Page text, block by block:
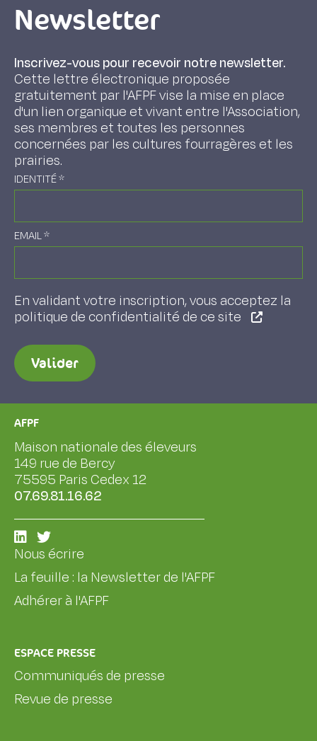
Newsletter
Inscrivez-vous pour recevoir notre newsletter.
Cette lettre électronique proposée
gratuitement par l'AFPF vise la mise en place
d'un lien organique et vivant entre l'Association,
ses membres et toutes les personnes
concernées par les cultures fourragères et les
prairies.
IDENTITÉ*
EMAIL*
En validant votre inscription, vous acceptez la
politique de confidentialité de ce site
Valider
AFPF
Maison nationale des éleveurs
149 rue de Bercy
75595 Paris Cedex 12
07.69.81.16.62
Nous écrire
La feuille : la Newsletter de l'AFPF
Adhérer à l'AFPF
ESPACE PRESSE
Communiqués de presse
Revue de presse